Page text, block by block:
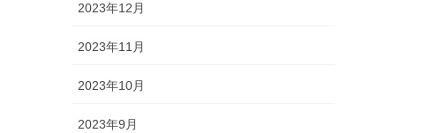
2023年12月
2023年11月
2023年10月
2023年9月